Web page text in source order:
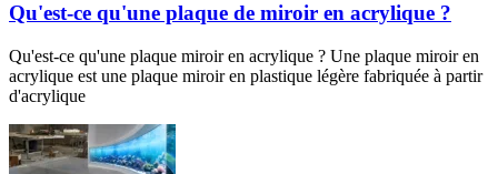
Qu'est-ce qu'une plaque de miroir en acrylique ?
Qu'est-ce qu'une plaque miroir en acrylique ? Une plaque miroir en
acrylique est une plaque miroir en plastique légère fabriquée à partir
d'acrylique